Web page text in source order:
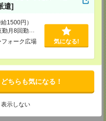
遣]
給1500円）
月8回勤務
フォーク広場
気になる!
どちらも気になる！
表示しない
ル 9F
11 パシフィックコート博